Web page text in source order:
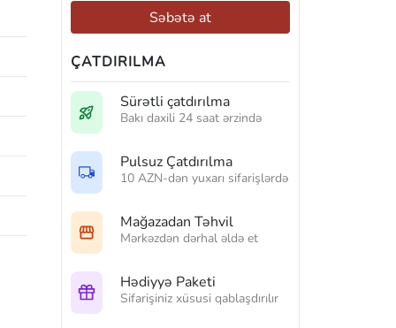
Səbətə at
ÇATDIRILMA
Sürətli çatdırılma
Bakı daxili 24 saat ərzində
Pulsuz Çatdırılma
10 AZN-dən yuxarı sifarişlərdə
Mağazadan Təhvil
Mərkəzdən dərhal əldə et
Hədiyyə Paketi
Sifarişiniz xüsusi qablaşdırılır